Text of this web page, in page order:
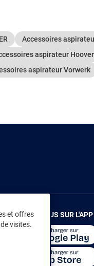
Accessoires
aspirateur Hoover
aspirateur Vorwerk
et offres
visites.
RENDEZ-VOUS SUR L'APP